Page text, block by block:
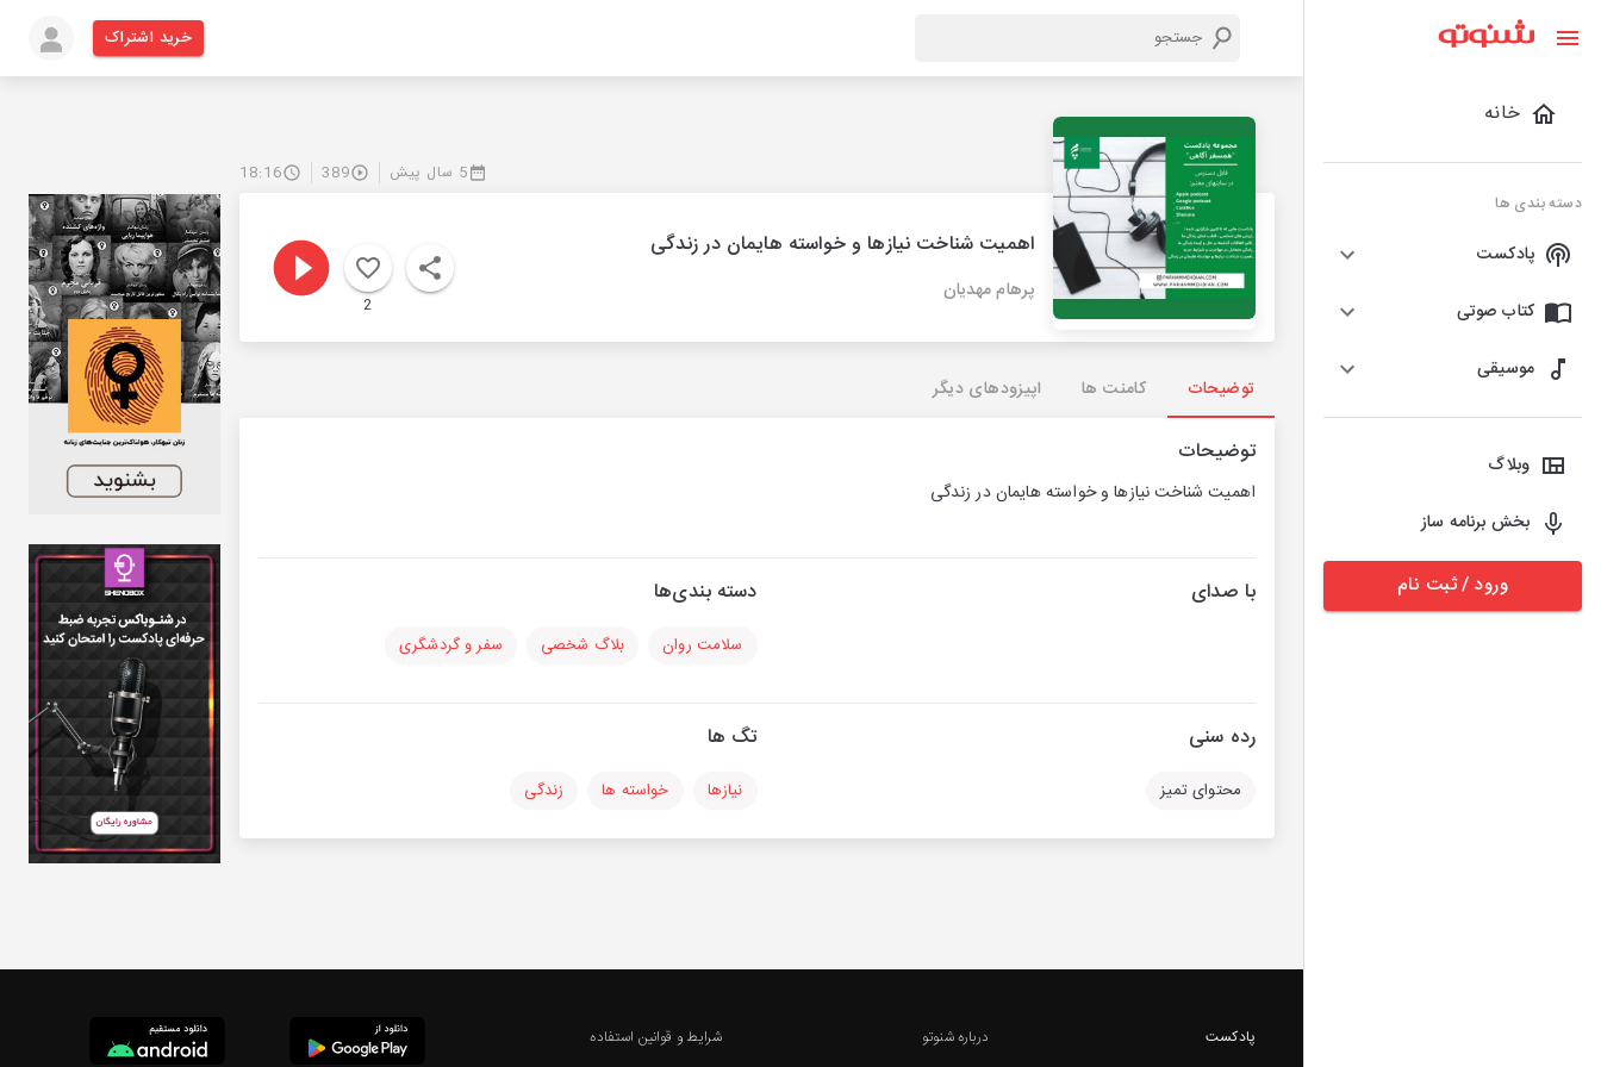
خانه
دسته بندی ها
پادکست
کتاب صوتی
موسیقی
وبلاگ
بخش برنامه ساز
ورود / ثبت نام
خرید اشتراک
5 سال پیش 389
18:16
اهمیت شناخت نیازها و خواسته هایمان در زندگی
پرهام مهدیان
2
توضیحات کامنت ها اپیزودهای دیگر
توضیحات
اهمیت شناخت نیازها و خواسته هایمان در زندگی
با صدای دسته بندی‌ها
سلامت روان بلاگ شخصی سفر و گردشگری
رده سنی
محتوای تمیز
تگ ها
نیازها خواسته ها زندگی
پادکست
درباره شنوتو
شرایط و قوانین استفاده